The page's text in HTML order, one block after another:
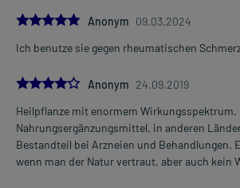
5.0Anonym 09.03.2024
Ich benutze sie gegen rheumatischen
4.0Anonym 24.09.2019
Heilpflanze mit enormem Wirkungsspektrum.
Nahrungsergänzungsmittel, in anderen
Bestandteil bei Arzneien und Behandlungen.
wenn man der Natur vertraut, aber auch kein